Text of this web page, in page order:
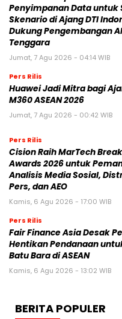
Penyimpanan Data untuk
Skenario di Ajang DTI
Dukung Pengembangan
Tenggara
Jumat, 7 Agu 2026 - 04:14 WIB
Pers Rilis
Huawei Jadi Mitra bagi
M360 ASEAN 2026
Jumat, 7 Agu 2026 - 00:42 WIB
Pers Rilis
Cision Raih MarTech
Awards 2026 untuk
Analisis Media Sosial,
Pers, dan AEO
Kamis, 6 Agu 2026 - 17:00 WIB
Pers Rilis
Fair Finance Asia Desak
Hentikan Pendanaan
Batu Bara di ASEAN
Kamis, 6 Agu 2026 - 13:02 WIB
BERITA POPULER